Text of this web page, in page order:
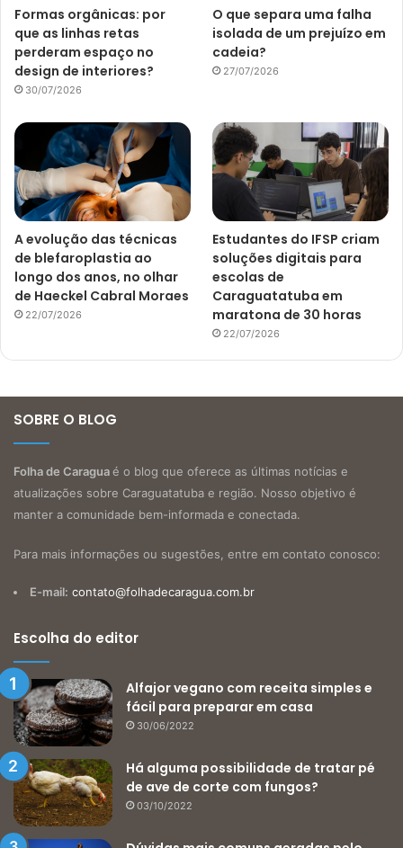
Formas orgânicas: por
que as linhas retas
perderam espaço no
design de interiores?
30/07/2026
O que separa uma falha
isolada de um prejuízo em
cadeia?
27/07/2026
A evolução das técnicas
de blefaroplastia ao
longo dos anos, no olhar
de Haeckel Cabral Moraes
22/07/2026
Estudantes do IFSP criam
soluções digitais para
escolas de
Caraguatatuba em
maratona de 30 horas
22/07/2026
SOBRE O BLOG
Folha de Caraguaé o blog que oferece as últimas notícias e
atualizações sobre Caraguatatuba e região. Nosso objetivo é
manter a comunidade bem-informada e conectada.
Para mais informações ou sugestões, entre em contato conosco:
E-mail: contato@folhadecaragua.com.br
Escolha do editor
Alfajor vegano com receita simples e
fácil para preparar em casa
30/06/2022
Há alguma possibilidade de tratar pé
de ave de corte com fungos?
03/10/2022